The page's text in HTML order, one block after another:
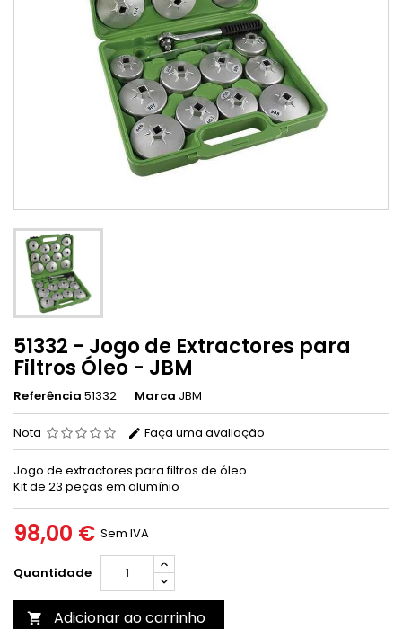
51332 - Jogo de Extractores para
Filtros Óleo - JBM
Referência 51332 Marca JBM
Nota Faça uma avaliação
Jogo de extractores para filtros de óleo.
Kit de 23 peças em alumínio
98,00 € Sem IVA
Quantidade
 Adicionar ao carrinho